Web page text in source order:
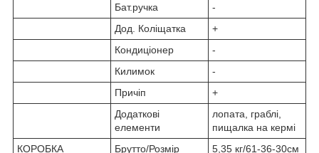
Бат.ручка
-
Дод. Коліщатка
+
Кондиціонер
-
Килимок
-
Причіп
+
Додаткові
елементи
лопата, граблі,
пищалка на кермі
КОРОБКА
Брутто/Розмір 5,35 кг/61-36-30см